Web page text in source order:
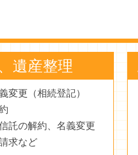
遺産整理
変更（相続登記）
託の解約、名義変更
求など